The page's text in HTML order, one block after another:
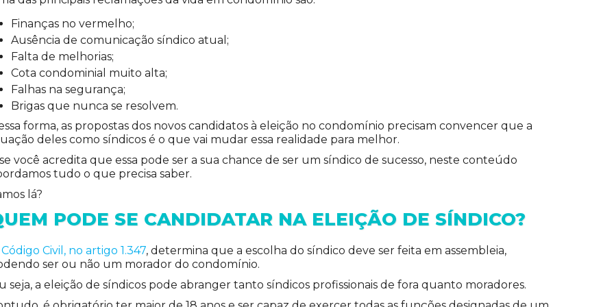
Finanças no vermelho;
Ausência de comunicação síndico atual;
Falta de melhorias;
Cota condominial muito alta;
Falhas na segurança;
Brigas que nunca se resolvem.
forma, as propostas dos novos candidatos à eleição no condomínio precisam convencer que a
deles como síndicos é o que vai mudar essa realidade para melhor.
você acredita que essa pode ser a sua chance de ser um síndico de sucesso, neste conteúdo
tudo o que precisa saber.
lá?
PODE SE CANDIDATAR NA ELEIÇÃO DE SÍNDICO?
Código Civil, no artigo 1.347, determina que a escolha do síndico deve ser feita em assembleia,
ser ou não um morador do condomínio.
seja, a eleição de síndicos pode abranger tanto síndicos profissionais de fora quanto moradores.